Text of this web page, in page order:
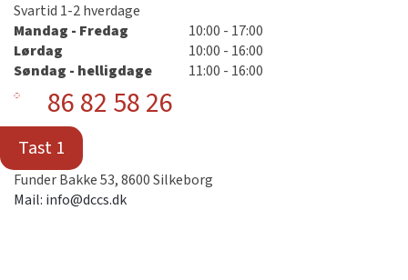
Svartid 1-2 hverdage
Mandag - Fredag
10:00 - 17:00
Lørdag
10:00 - 16:00
Søndag - helligdage
11:00 - 16:00
86 82 58 26
Tast 1
Funder Bakke 53, 8600 Silkeborg
Mail: info@dccs.dk